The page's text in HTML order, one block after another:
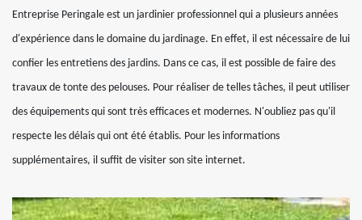
Entreprise Peringale est un jardinier professionnel qui a plusieurs années
d'expérience dans le domaine du jardinage. En effet, il est nécessaire de lui
confier les entretiens des jardins. Dans ce cas, il est possible de faire des
travaux de tonte des pelouses. Pour réaliser de telles tâches, il peut utiliser
des équipements qui sont très efficaces et modernes. N'oubliez pas qu'il
respecte les délais qui ont été établis. Pour les informations
supplémentaires, il suffit de visiter son site internet.